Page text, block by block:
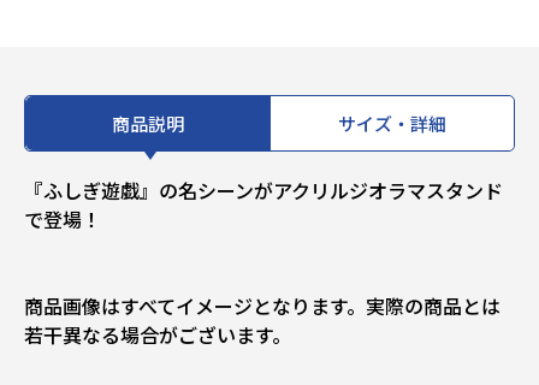
商品説明 サイズ・詳細
『ふしぎ遊戯』の名シーンがアクリルジオラマスタンド
で登場！
商品画像はすべてイメージとなります。実際の商品とは
若干異なる場合がございます。